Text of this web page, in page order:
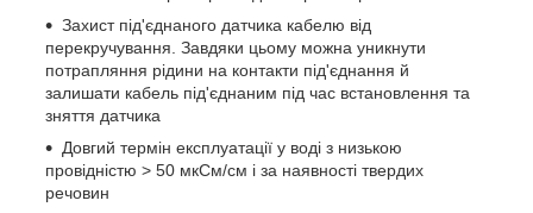
Захист під'єднаного датчика кабелю від
перекручування. Завдяки цьому можна уникнути
потрапляння рідини на контакти під'єднання й
залишати кабель під'єднаним під час встановлення та
зняття датчика
Довгий термін експлуатації у воді з низькою
провідністю > 50 мкСм/см і за наявності твердих
речовин